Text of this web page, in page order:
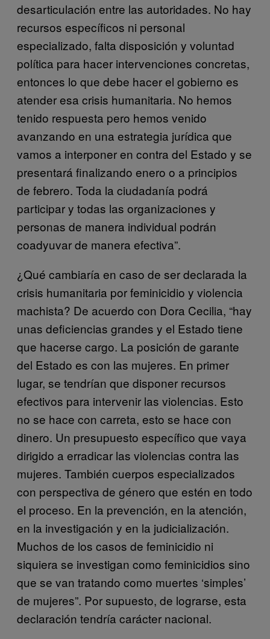
desarticulación entre las autoridades. No hay
recursos específicos ni personal
especializado, falta disposición y voluntad
política para hacer intervenciones concretas,
entonces lo que debe hacer el gobierno es
atender esa crisis humanitaria. No hemos
tenido respuesta pero hemos venido
avanzando en una estrategia jurídica que
vamos a interponer en contra del Estado y se
presentará finalizando enero o a principios
de febrero. Toda la ciudadanía podrá
participar y todas las organizaciones y
personas de manera individual podrán
coadyuvar de manera efectiva”.
¿Qué cambiaría en caso de ser declarada la
crisis humanitaria por feminicidio y violencia
machista? De acuerdo con Dora Cecilia, “hay
unas deficiencias grandes y el Estado tiene
que hacerse cargo. La posición de garante
del Estado es con las mujeres. En primer
lugar, se tendrían que disponer recursos
efectivos para intervenir las violencias. Esto
no se hace con carreta, esto se hace con
dinero. Un presupuesto específico que vaya
dirigido a erradicar las violencias contra las
mujeres. También cuerpos especializados
con perspectiva de género que estén en todo
el proceso. En la prevención, en la atención,
en la investigación y en la judicialización.
Muchos de los casos de feminicidio ni
siquiera se investigan como feminicidios sino
que se van tratando como muertes ‘simples’
de mujeres”. Por supuesto, de lograrse, esta
declaración tendría carácter nacional.